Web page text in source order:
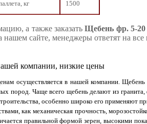
кг 1500
а также заказатьЩебень фр. 5-
нашем сайте, менеджеры ответят на все
компании, низкие цены
осуществляется в нашей компании.
пород. Чаще всего щебень делают из
особенно широко его применяют
как механическая прочность,
правильной формой зерен, высокими